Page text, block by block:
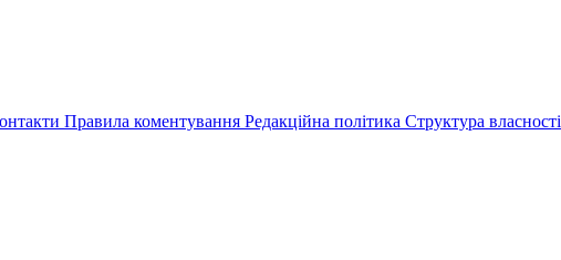
Правила коментування Редакційна політика Структура власності